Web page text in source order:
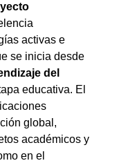
activas e
se inicia desde
del
educativa. El
global,
académicos y
en el